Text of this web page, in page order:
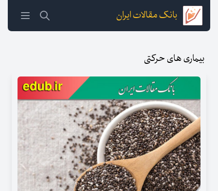
بانک مقالات ایران
بیماری های حرکتی